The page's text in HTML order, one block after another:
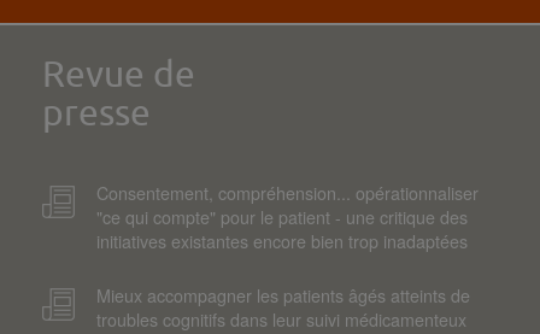
Revue de
presse
Consentement, compréhension... opérationnaliser
"ce qui compte" pour le patient - une critique des
initiatives existantes encore bien trop inadaptées
Mieux accompagner les patients âgés atteints de
troubles cognitifs dans leur suivi médicamenteux